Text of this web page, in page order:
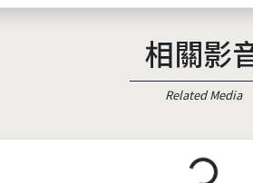
相關影
Related Media
載入中...